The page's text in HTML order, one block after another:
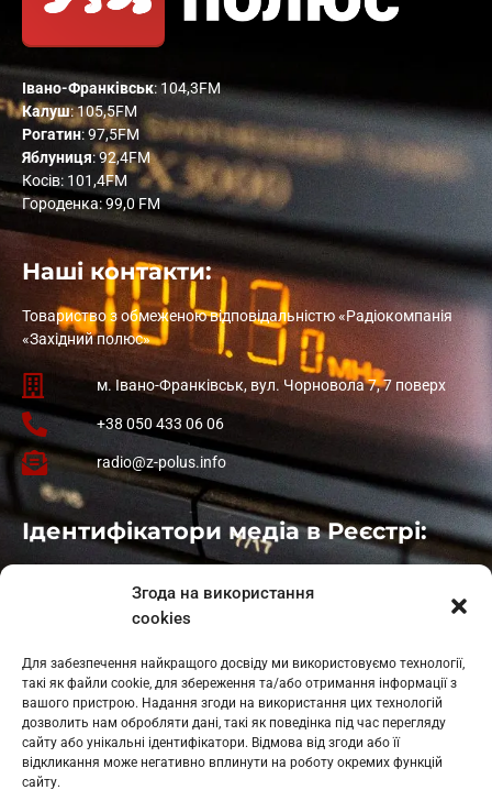
Згода на використання
cookies
Для забезпечення найкращого досвіду ми використовуємо технології,
такі як файли cookie, для збереження та/або отримання інформації з
вашого пристрою. Надання згоди на використання цих технологій
дозволить нам обробляти дані, такі як поведінка під час перегляду
сайту або унікальні ідентифікатори. Відмова від згоди або її
відкликання може негативно вплинути на роботу окремих функцій
сайту.
Івано-Франківськ: 104,3FM
Калуш: 105,5FM
Рогатин: 97,5FM
Яблуниця: 92,4FM
Косів: 101,4FM
Городенка: 99,0 FM
Наші контакти:
Товариство з обмеженою відповідальністю «Радіокомпанія
«Західний полюс»
м. Івано-Франківськ, вул. Чорновола 7, 7 поверх
+38 050 433 06 06
radio@z-polus.info
Ідентифікатори медіа в Реєстрі:
: L11-01410
: L11-01801
Косів: L11-01805
Гарасимів: L11-02274